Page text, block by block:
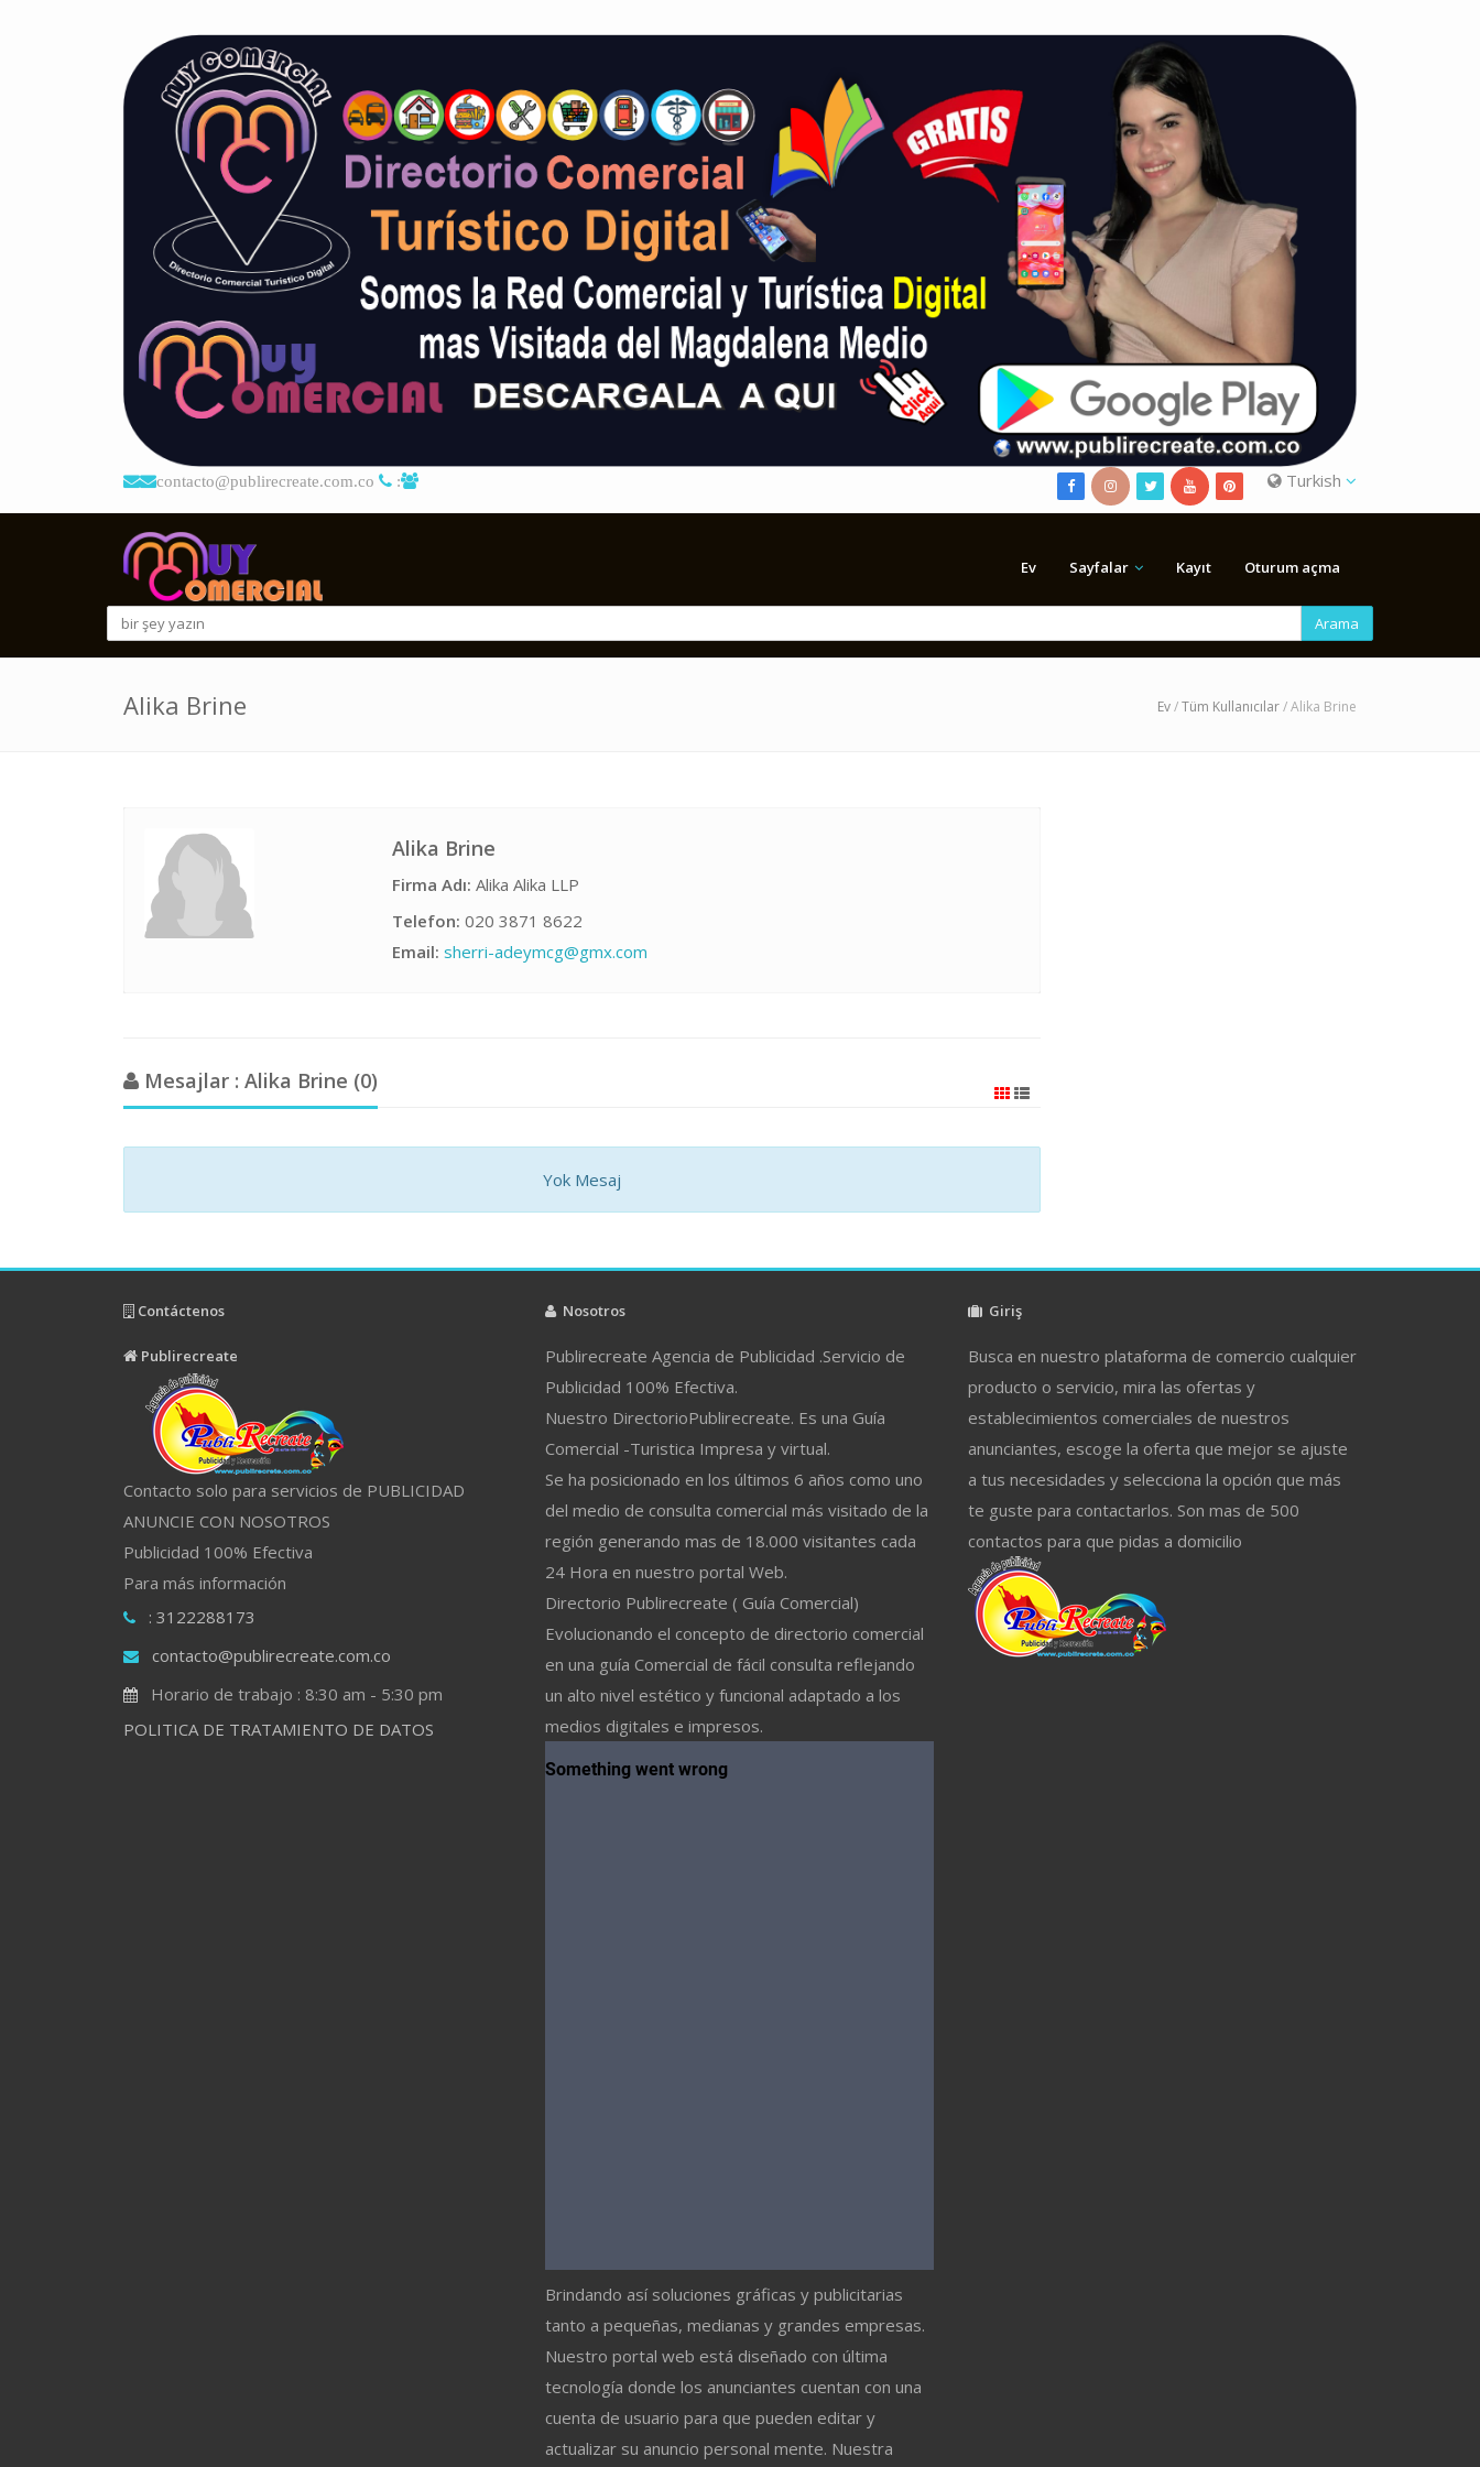
contacto@publirecreate.com.co : Turkish
Ev Sayfalar Kayıt Oturum açma
Arama
Alika Brine Ev/Tüm Kullanıcılar/ Alika Brine
Alika Brine
Firma Adı: Alika Alika LLP
Telefon: 020 3871 8622
Email: sherri-adeymcg@gmx.com
Mesajlar : Alika Brine (0)
Yok Mesaj
Contáctenos
Publirecreate
Contacto solo para servicios de PUBLICIDAD
ANUNCIE CON NOSOTROS
Publicidad 100% Efectiva
Para más información
: 3122288173
contacto@publirecreate.com.co
Horario de trabajo : 8:30 am - 5:30 pm
POLITICA DE TRATAMIENTO DE DATOS
Nosotros
Publirecreate Agencia de Publicidad .Servicio de
Publicidad 100% Efectiva.
Nuestro DirectorioPublirecreate. Es una Guía
Comercial -Turistica Impresa y virtual.
Se ha posicionado en los últimos 6 años como uno
del medio de consulta comercial más visitado de la
región generando mas de 18.000 visitantes cada
24 Hora en nuestro portal Web.
Directorio Publirecreate ( Guía Comercial)
Evolucionando el concepto de directorio comercial
en una guía Comercial de fácil consulta reflejando
un alto nivel estético y funcional adaptado a los
medios digitales e impresos.
Brindando así soluciones gráficas y publicitarias
tanto a pequeñas, medianas y grandes empresas.
Nuestro portal web está diseñado con última
tecnología donde los anunciantes cuentan con una
cuenta de usuario para que pueden editar y
actualizar su anuncio personal mente. Nuestra
Giriş
Busca en nuestro plataforma de comercio cualquier
producto o servicio, mira las ofertas y
establecimientos comerciales de nuestros
anunciantes, escoge la oferta que mejor se ajuste
a tus necesidades y selecciona la opción que más
te guste para contactarlos. Son mas de 500
contactos para que pidas a domicilio